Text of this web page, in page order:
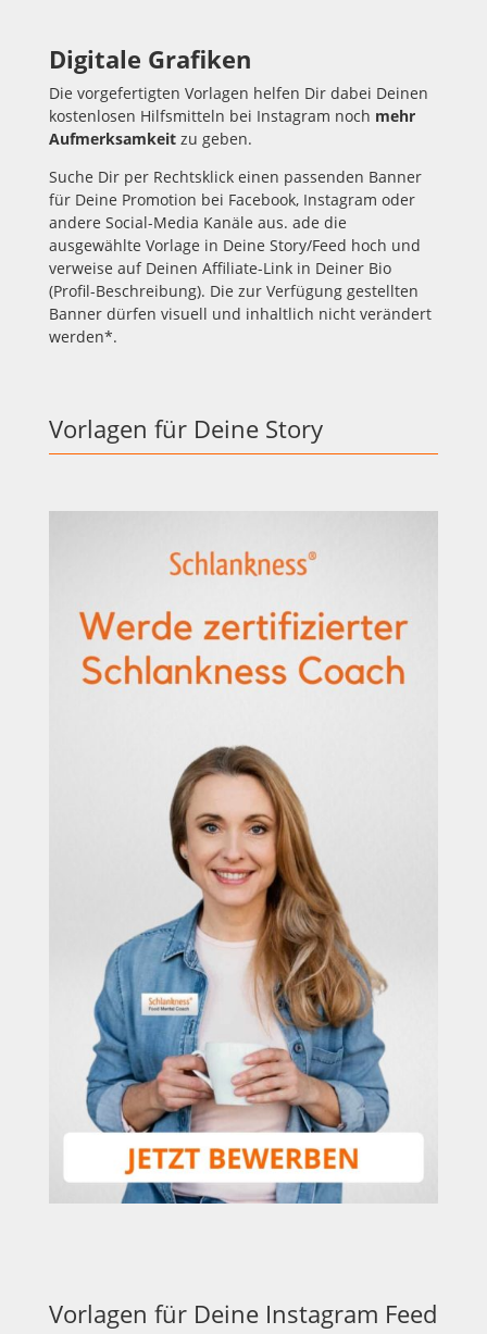
Digitale Grafiken
Die vorgefertigten Vorlagen helfen Dir dabei Deinen
kostenlosen Hilfsmitteln bei Instagram noch mehr
Aufmerksamkeitzu geben.
Suche Dir per Rechtsklick einen passenden Banner
für Deine Promotion bei Facebook, Instagram oder
andere Social-Media Kanäle aus. ade die
ausgewählte Vorlage in Deine Story/Feed hoch und
verweise auf Deinen Affiliate-Link in Deiner Bio
(Profil-Beschreibung). Die zur Verfügung gestellten
Banner dürfen visuell und inhaltlich nicht verändert
werden*.
Vorlagen für Deine Story
Vorlagen für Deine Instagram Feed